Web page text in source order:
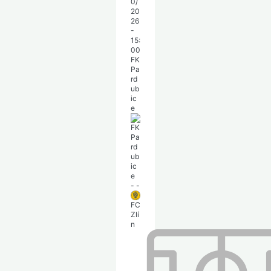
20
26
-
15:
00
FK
Pa
rd
ub
ic
e
- -
FC
Zlí
n